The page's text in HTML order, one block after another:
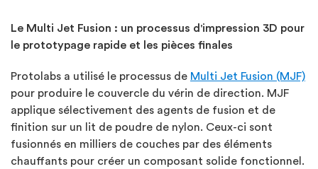
Le Multi Jet Fusion : un processus d'impression 3D pour
le prototypage rapide et les pièces finales
Protolabs a utilisé le processus de Multi Jet Fusion (MJF)
pour produire le couvercle du vérin de direction. MJF
applique sélectivement des agents de fusion et de
finition sur un lit de poudre de nylon. Ceux-ci sont
fusionnés en milliers de couches par des éléments
chauffants pour créer un composant solide fonctionnel.